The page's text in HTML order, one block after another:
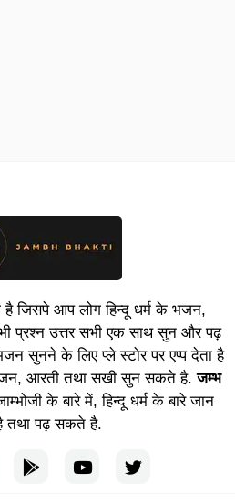
है जिसपे आप लोग हिन्दू धर्म के भजन,
प्रश्न उत्तर सभी एक साथ सुन और पढ़
सुनने के लिए प्ले स्टोर पर एप्प देता है
आरती तथा सखी सुन सकते है.जम्भ
के बारे में, हिन्दू धर्म के बारे जान
तथा पढ़ सकते है.